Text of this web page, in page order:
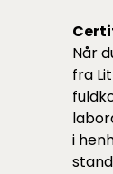
Når
fra
i